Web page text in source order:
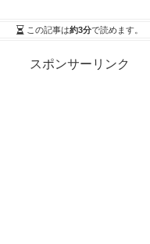
この記事は約3分で読めます。
スポンサーリンク